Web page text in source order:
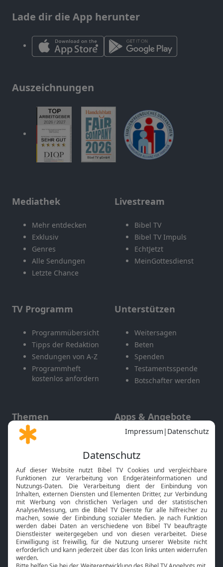
Lade dir die App herunter
Auszeichnungen
Mediathek
Mehr entdecken
Exklusiv
Genres
Alle Sendungen
Letzte Chance
Livestream
Bibel TV
Bibel TV Impuls
EchtJetzt
MeinGottesdienst
TV Programm
Programmübersicht
Tipps der Redaktion
Sendungen von A-Z
Programmheft
kostenlos anfordern
Unterstützen
Weitersagen
Beten
Spenden
Testamentsspende
Botschafter werden
Themen
Gott und Bibel erklärt
Neuigkeiten
Apps & Angebote
Mobile App
Smart TV
HbbTV
Bibelthek Online-Bibel
Nächster Gottesdienst
Bibel TV Service